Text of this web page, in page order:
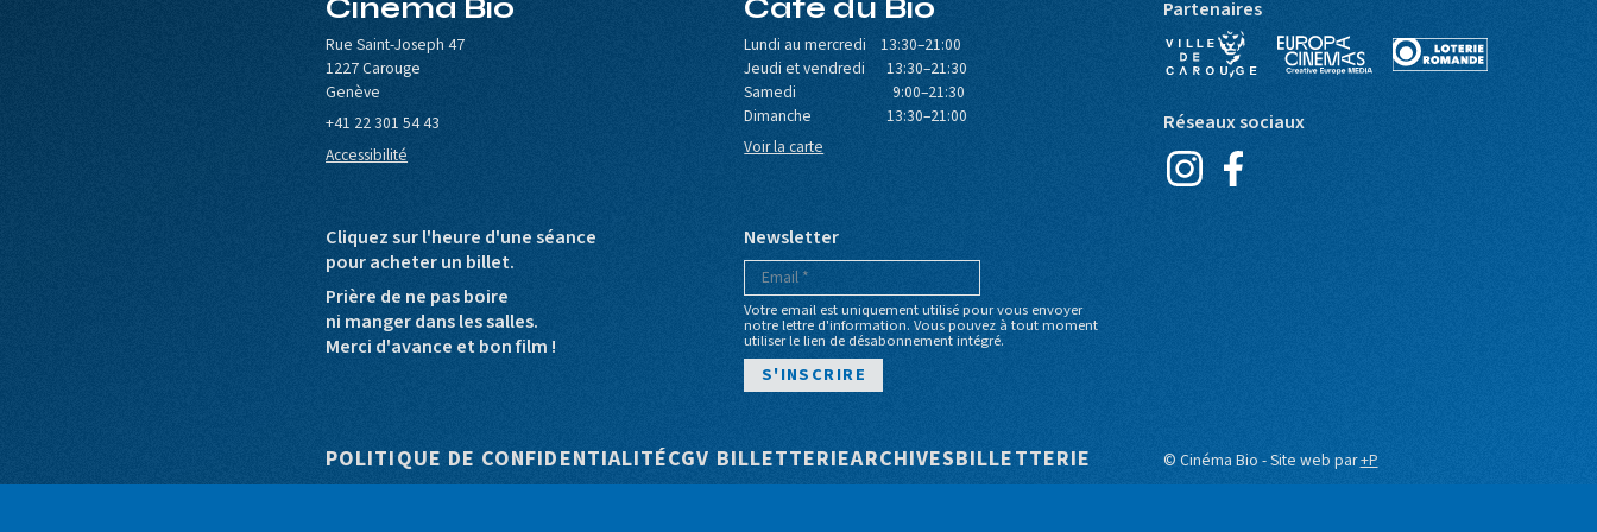
Cinéma Bio
Rue Saint-Joseph 47
1227 Carouge
Genève
+41 22 301 54 43
Accessibilité
Café du Bio
Lundi au mercredi 13:30–21:00
Jeudi et vendredi 13:30–21:30
Samedi 9:00–21:30
Dimanche 13:30–21:00
Voir la carte
Partenaires
Réseaux sociaux
Cliquez sur l'heure d'une séance
pour acheter un billet.
Prière de ne pas boire
ni manger dans les salles.
Merci d'avance et bon film !
Newsletter
Votre email est uniquement utilisé pour vous envoyer
notre lettre d'information. Vous pouvez à tout moment
utiliser le lien de désabonnement intégré.
Pied de page
POLITIQUE DE CONFIDENTIALITÉCGV BILLETTERIEARCHIVESBILLETTERIE © Cinéma Bio - Site web par+P